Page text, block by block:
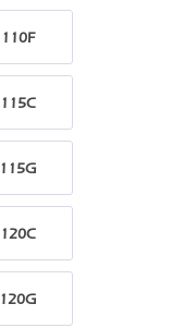
110F
115C
115G
120C
120G